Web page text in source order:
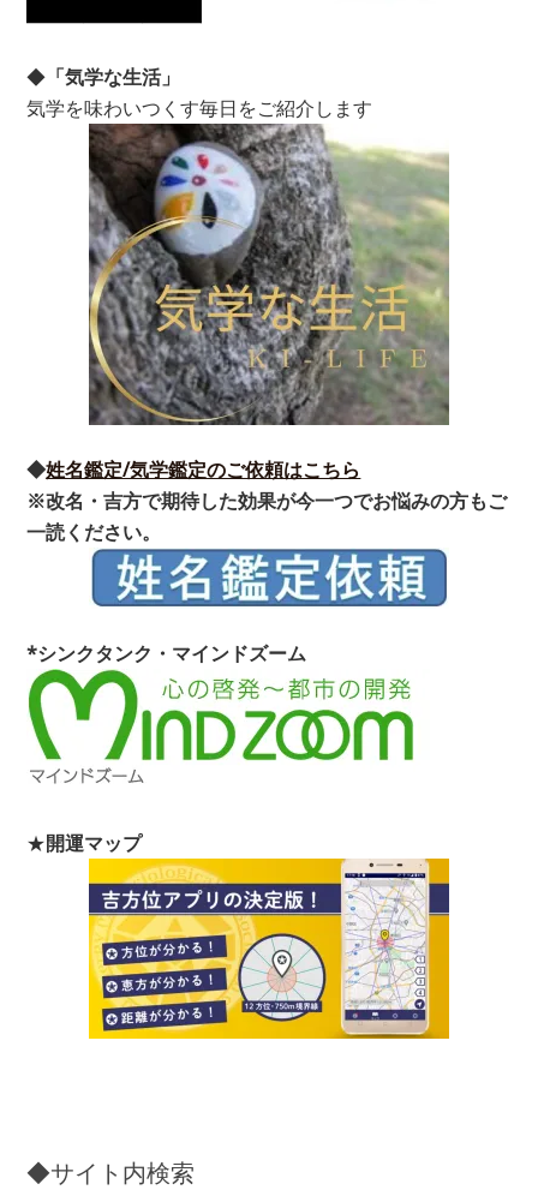
◆ 「気学な生活」
気学を味わいつくす毎日をご紹介します
◆姓名鑑定/気学鑑定のご依頼はこちら
※改名・吉方で期待した効果が今一つでお悩みの方もご
一読ください。
*シンクタンク・マインドズーム
★開運マップ
◆サイト内検索